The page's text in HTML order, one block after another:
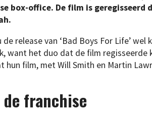
box-office. De film is geregisseerd
release van ‘Bad Boys For Life’ wel
want het duo dat de film regisseerde
hun film, met Will Smith en Martin
franchise